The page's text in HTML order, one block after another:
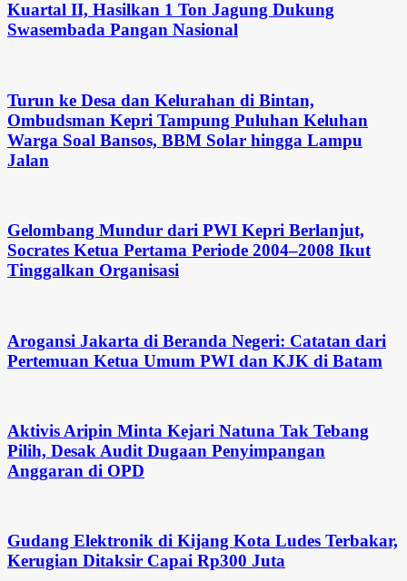
Kuartal II, Hasilkan 1 Ton Jagung Dukung
Swasembada Pangan Nasional
Turun ke Desa dan Kelurahan di Bintan,
Ombudsman Kepri Tampung Puluhan Keluhan
Warga Soal Bansos, BBM Solar hingga Lampu
Jalan
Gelombang Mundur dari PWI Kepri Berlanjut,
Socrates Ketua Pertama Periode 2004–2008 Ikut
Tinggalkan Organisasi
Arogansi Jakarta di Beranda Negeri: Catatan dari
Pertemuan Ketua Umum PWI dan KJK di Batam
Aktivis Aripin Minta Kejari Natuna Tak Tebang
Pilih, Desak Audit Dugaan Penyimpangan
Anggaran di OPD
Gudang Elektronik di Kijang Kota Ludes Terbakar,
Kerugian Ditaksir Capai Rp300 Juta